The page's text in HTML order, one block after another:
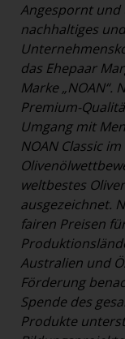
Angespornt und
nachhaltiges
das Ehepaar
Marke „NOAN“.
Premium-
Umgang mit
NOAN Classic
weltbestes
ausgezeichnet.
fairen Preisen
Australien und
Förderung
Spende des
Produkte